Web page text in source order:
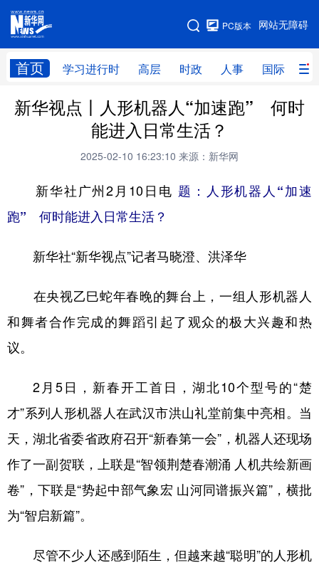
网站无障碍
PC版本
首页 学习进行时 高层 时政 人事 国际 财
网站地图
学习进行时 高层 时政 人事
财经 网评
科技 科创 量子 体育
文化 书画
访谈 视频 图片
食品 人居 信息化 数字经济
彩票 娱乐 时尚 悦读
公益 一带一路 亚太网 上市公司
文化产业
地方频道
北京 天津 河北 山西
新华视点丨人形机器人“加速跑” 何时
能进入日常生活？
2025-02-10 16:23:10 来源：新华网
新华社广州2月10日电 题：人形机器人“加速
跑” 何时能进入日常生活？
新华社“新华视点”记者马晓澄、洪泽华
在央视乙巳蛇年春晚的舞台上，一组人形机器人
和舞者合作完成的舞蹈引起了观众的极大兴趣和热
议。
2月5日，新春开工首日，湖北10个型号的“楚
才”系列人形机器人在武汉市洪山礼堂前集中亮相。当
天，湖北省委省政府召开“新春第一会”，机器人还现场
作了一副贺联，上联是“智领荆楚春潮涌 人机共绘新画
卷”，下联是“势起中部气象宏 山河同谱振兴篇”，横批
为“智启新篇”。
尽管不少人还感到陌生，但越来越“聪明”的人形机